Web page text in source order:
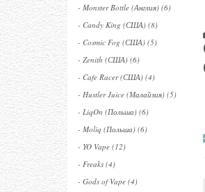
- Monster Bottle (Англия) (6)
- Candy King (США) (8)
- Cosmic Fog (США) (5)
- Zenith (США) (6)
- Cafe Racer (США) (4)
- Hustler Juice (Малайзия) (5)
- LiqOn (Польша) (6)
- Moliq (Польша) (6)
- YO Vape (12)
- Freaks (4)
- Gods of Vape (4)